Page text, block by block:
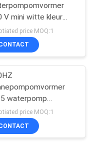
V mini witte kleur
irrigatiefontein
price MOQ:1
waterpomp
efficiënte
price MOQ:1